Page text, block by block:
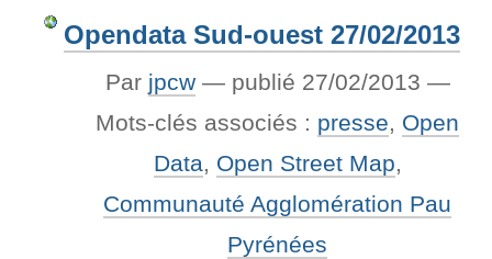
Opendata Sud-ouest 27/02/2013
Par jpcw — publié 27/02/2013 —
Mots-clés associés : presse, Open
Data, Open Street Map,
Communauté Agglomération Pau
Pyrénées